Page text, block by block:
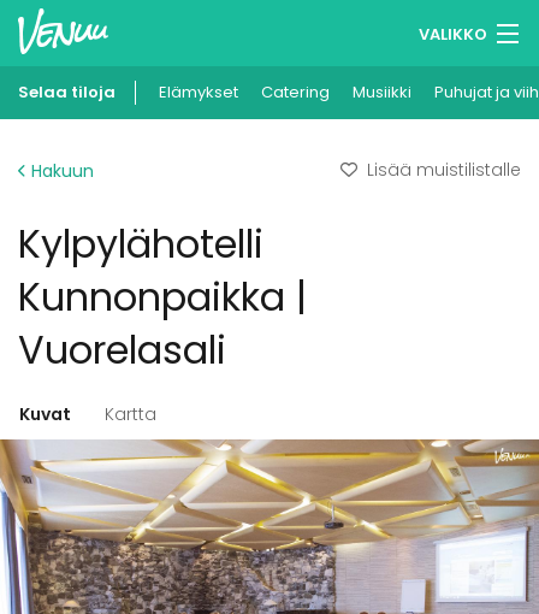
VALIKKO
Muistilistasi
Ilmoita kohteesi
Selaa tiloja Elämykset Catering Musiikki Puhujat ja
Hakuun Lisää muistilistalle
Kylpylähotelli
Kunnonpaikka |
Vuorelasali
Kuvat Kartta